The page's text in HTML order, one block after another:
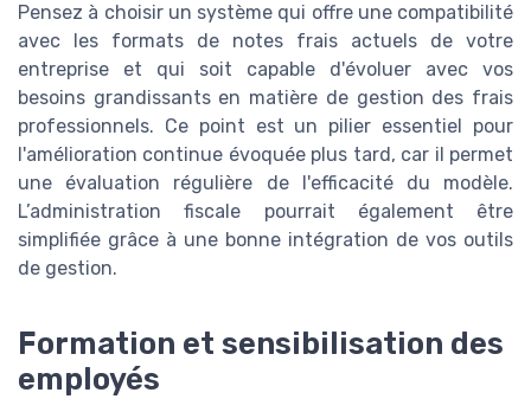
Pensez à choisir un système qui offre une compatibilité
avec les formats de notes frais actuels de votre
entreprise et qui soit capable d'évoluer avec vos
besoins grandissants en matière de gestion des frais
professionnels. Ce point est un pilier essentiel pour
l'amélioration continue évoquée plus tard, car il permet
une évaluation régulière de l'efficacité du modèle.
L’administration fiscale pourrait également être
simplifiée grâce à une bonne intégration de vos outils
de gestion.
Formation et sensibilisation des
employés